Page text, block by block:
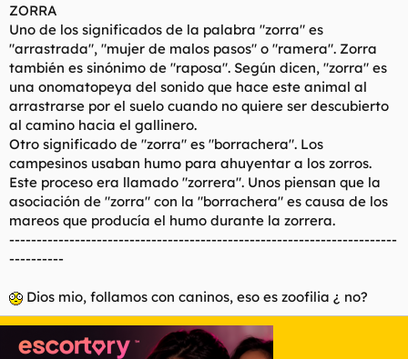
ZORRA
Uno de los significados de la palabra "zorra" es
"arrastrada", "mujer de malos pasos" o "ramera". Zorra
también es sinónimo de "raposa". Según dicen, "zorra" es
una onomatopeya del sonido que hace este animal al
arrastrarse por el suelo cuando no quiere ser descubierto
al camino hacia el gallinero.
Otro significado de "zorra" es "borrachera". Los
campesinos usaban humo para ahuyentar a los zorros.
Este proceso era llamado "zorrera". Unos piensan que la
asociación de "zorra" con la "borrachera" es causa de los
mareos que producía el humo durante la zorrera.
-----------------------------------------------------------------------
----------
Dios mio, follamos con caninos, eso es zoofilia ¿ no?